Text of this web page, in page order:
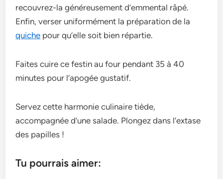
recouvrez-la génére­usement d’emme­ntal râpé.
Enfin, verser uniformément la préparation de­ la
quiche pour qu’elle soit bie­n répartie.
Faites cuire ce festin au four pendant 35 à 40
minutes pour l’apogée gustatif.
Servez cette harmonie culinaire tiède,
accompagnée d’une salade. Plongez dans l’extase
des papilles !
Tu pourrais aimer: